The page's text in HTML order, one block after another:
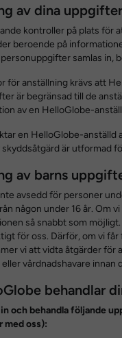
av dina uppgifter
kontroller på plats för
beroende på
samlas in,
för anställning krävs att
är begränsad till de
av en HelloGlobe-
en HelloGlobe-
skyddsåtgärd är utformad
av barns
avsedd för personer
någon under 16 år. Om
så snabbt som
för oss. Därför, om vi
vi att vidta åtgärder för
vårdnadshavare innan
behandlar
in och behandla följande
med oss):